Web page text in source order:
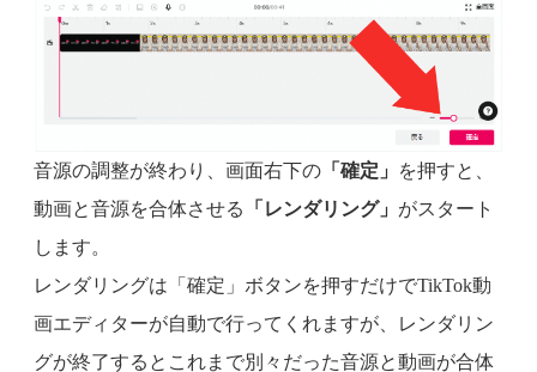
音源の調整が終わり、画面右下の 「確定」
を押すと、
動画と音源を合体させる
「レンダリング」 がスタート
します。
レンダリングは「確定」ボタンを押すだけでTikTok動
画エディターが自動で行ってくれますが、レンダリン
グが終了するとこれまで別々だった音源と動画が合体